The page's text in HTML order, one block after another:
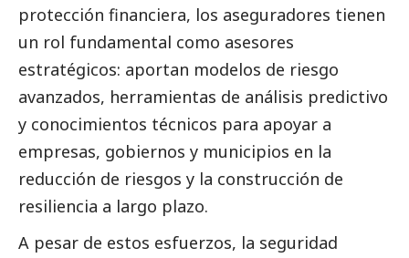
protección financiera, los aseguradores tienen
un rol fundamental como asesores
estratégicos: aportan modelos de riesgo
avanzados, herramientas de análisis predictivo
y conocimientos técnicos para apoyar a
empresas, gobiernos y municipios en la
reducción de riesgos y la construcción de
resiliencia a largo plazo.
A pesar de estos esfuerzos, la seguridad